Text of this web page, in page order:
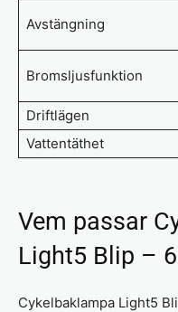
Avstängning
Bromsljusfunktion
Driftlägen
Vattentäthet
Vem passar
Light5 Blip –
Cykelbaklampa Light5